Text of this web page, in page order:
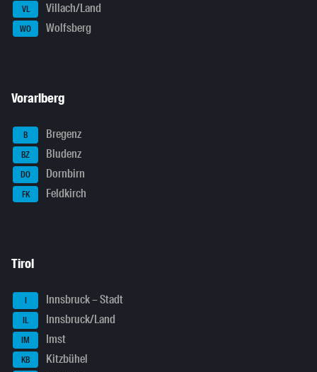
VL Villach/Land
WO Wolfsberg
Vorarlberg
B Bregenz
BZ Bludenz
DO Dornbirn
FK Feldkirch
Tirol
I Innsbruck – Stadt
IL Innsbruck/Land
IM Imst
KB Kitzbühel